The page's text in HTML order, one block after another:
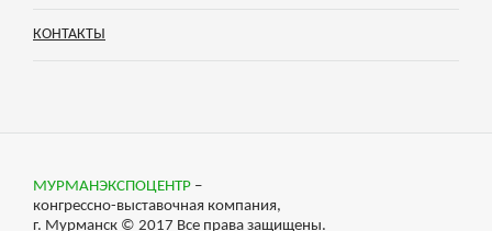
КОНТАКТЫ
МУРМАНЭКСПОЦЕНТР –
конгрессно-выставочная компания,
г. Мурманск © 2017 Все права защищены.